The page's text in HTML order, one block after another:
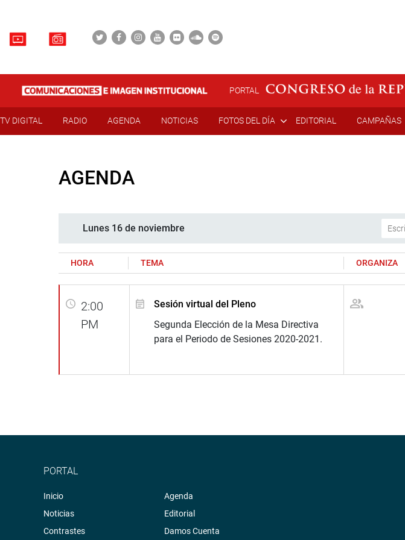
PORTAL
TV DIGITAL RADIO AGENDA NOTICIAS FOTOS DEL DÍA EDITORIAL CAMPAÑAS
AGENDA
Lunes 16 de noviembre
HORA TEMA ORGANIZA
2:00
PM
Sesión virtual del Pleno
Segunda Elección de la Mesa Directiva
para el Periodo de Sesiones 2020-2021.
PORTAL
Inicio
Noticias
Contrastes
Agenda
Editorial
Damos Cuenta